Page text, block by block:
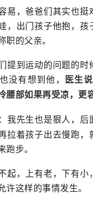
易，爸爸们其实也
，出门孩子他抱，孩
职的父亲。
提到运动的问题的
没有想到他， 医生
腰部如果再受凉，更
：我先生也是狠人，
拉着孩子出去慢跑
步。
起，上有老，下有
许这样的事情发生。